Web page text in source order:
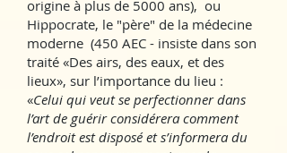
origine à plus de 5000 ans), ou
Hippocrate, le "père" de la médecine
moderne (450 AEC - insiste dans son
traité «Des airs, des eaux, et des
lieux», sur l’importance du lieu :
«Celui qui veut se perfectionner dans
l’art de guérir considérera comment
l’endroit est disposé et s’informera du